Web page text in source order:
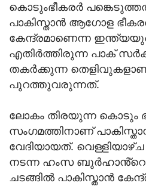
കൊടുംഭീകരർ
പാകിസ്താൻ ആഗോള
കേന്ദ്രമാണെന്ന
എതിർത്തിരുന്ന പാക്
തകർക്കുന്ന
പുറത്തുവരുന്നത്.
ലോകം തിരയുന്ന കൊടും
സംഗമത്തിനാണ്
വേദിയായത്.
നടന്ന ഹംസ
ചടങ്ങിൽ പാകിസ്താൻ